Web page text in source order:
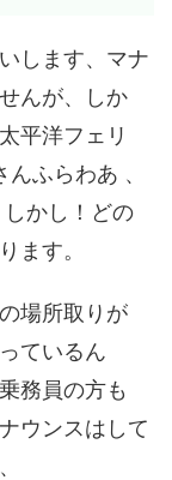
します、マナ
んが、しか
平洋フェリ
ふらわあ 、
かし！どの
ます。
場所取りが
ているん
務員の方も
ウンスはして